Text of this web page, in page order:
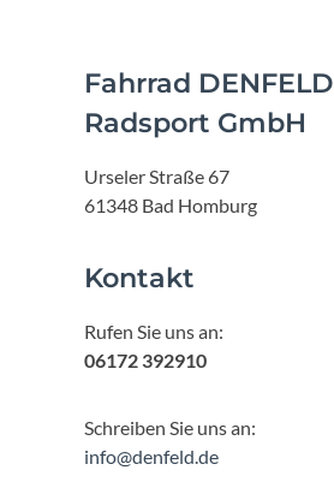
Fahrrad DENFELD
Radsport GmbH
Urseler Straße 67
61348 Bad Homburg
Kontakt
Rufen Sie uns an:
06172 392910
Schreiben Sie uns an:
info@denfeld.de